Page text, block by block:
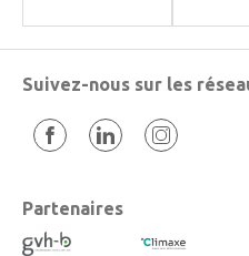
Suivez-nous sur les
Partenaires